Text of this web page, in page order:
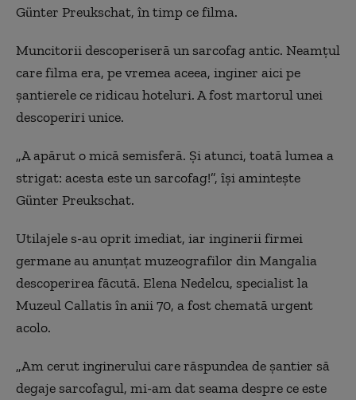
Günter Preukschat, în timp ce filma.
Muncitorii descoperiseră un sarcofag antic. Neamţul
care filma era, pe vremea aceea, inginer aici pe
şantierele ce ridicau hoteluri. A fost martorul unei
descoperiri unice.
„A apărut o mică semisferă. Şi atunci, toată lumea a
strigat: acesta este un sarcofag!”, își amintește
Günter Preukschat.
Utilajele s-au oprit imediat, iar inginerii firmei
germane au anunţat muzeografilor din Mangalia
descoperirea făcută. Elena Nedelcu, specialist la
Muzeul Callatis în anii 70, a fost chemată urgent
acolo.
„Am cerut inginerului care răspundea de şantier să
degaje sarcofagul, mi-am dat seama despre ce este